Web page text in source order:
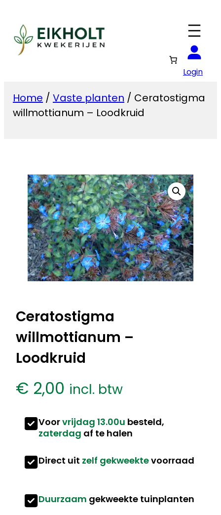
inhoud
Login
Home / Vaste planten / Ceratostigma
willmottianum – Loodkruid
Ceratostigma
willmottianum –
Loodkruid
€ 2,00 incl. btw
Voorvrijdag 13.00u besteld,
zaterdag af te halen
Direct uit zelf gekweektevoorraad
Duurzaam gekweekte tuinplanten